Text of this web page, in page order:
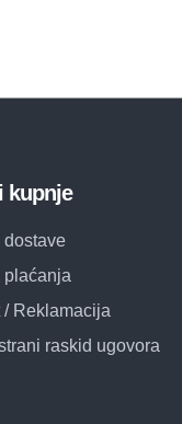
kupnje
dostave
plaćanja
/ Reklamacija
raskid ugovora